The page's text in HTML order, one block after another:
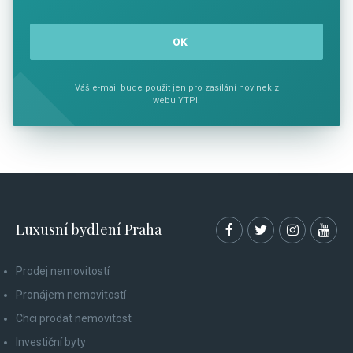
Váš e-mail bude použit jen pro zasílání novinek z
webu YTPI.
Luxusní bydlení Praha
Prodej nemovitostí
Pronájem nemovitostí
Chci prodat nemovitost
Investiční byty